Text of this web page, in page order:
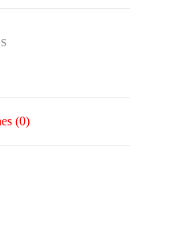
(0)